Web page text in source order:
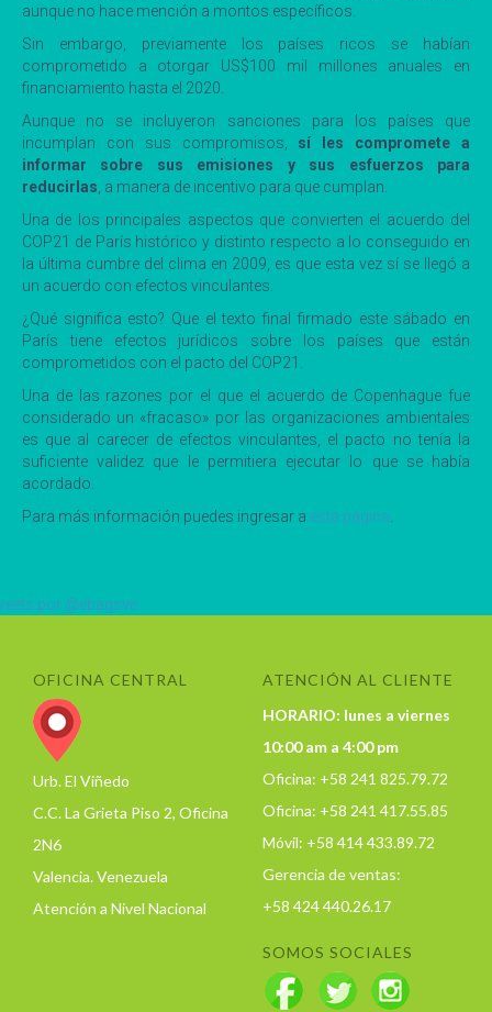
aunque no hace mención a montos específicos.
Sin embargo, previamente los países ricos se habían
comprometido a otorgar US$100 mil millones anuales en
financiamiento hasta el 2020.
Aunque no se incluyeron sanciones para los países que
incumplan con sus compromisos, sí les compromete a
informar sobre sus emisiones y sus esfuerzos para
reducirlas, a manera de incentivo para que cumplan.
Una de los principales aspectos que convierten el acuerdo del
COP21 de París histórico y distinto respecto a lo conseguido en
la última cumbre del clima en 2009, es que esta vez sí se llegó a
un acuerdo con efectos vinculantes.
¿Qué significa esto? Que el texto final firmado este sábado en
París tiene efectos jurídicos sobre los países que están
comprometidos con el pacto del COP21.
Una de las razones por el que el acuerdo de Copenhague fue
considerado un «fracaso» por las organizaciones ambientales
es que al carecer de efectos vinculantes, el pacto no tenía la
suficiente validez que le permitiera ejecutar lo que se había
acordado.
Para más información puedes ingresar a esta página.
por @ebagsve
OFICINA CENTRAL
Urb. El Viñedo
C.C. La Grieta Piso 2, Oficina
2N6
Valencia. Venezuela
Atención a Nivel Nacional
ATENCIÓN AL CLIENTE
HORARIO: lunes a viernes
10:00 am a 4:00 pm
Oficina: +58 241 825.79.72
Oficina: +58 241 417.55.85
Móvil: +58 414 433.89.72
Gerencia de ventas:
+58 424 440.26.17
SOMOS SOCIALES